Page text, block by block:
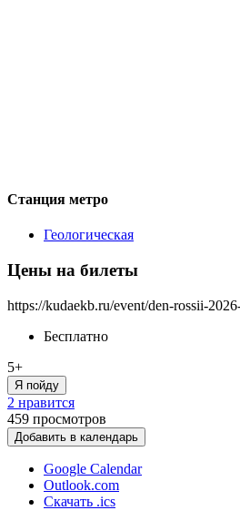
Станция метро
Геологическая
Цены на билеты
https://kudaekb.ru/event/den-rossii-
Бесплатно
5+
Я пойду
2 нравится
459 просмотров
Добавить в календарь
Google Calendar
Outlook.com
Скачать .ics